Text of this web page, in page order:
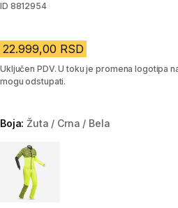
ID 8812954
22.999,00 RSD
Uključen PDV. U toku je promena logotipa
mogu odstupati.
Boja:Žuta / Crna / Bela
Choose a variant